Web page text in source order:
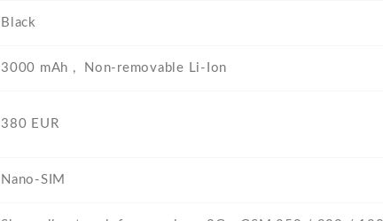
Black
3000 mAh , Non-removable Li-Ion
380 EUR
Nano-SIM